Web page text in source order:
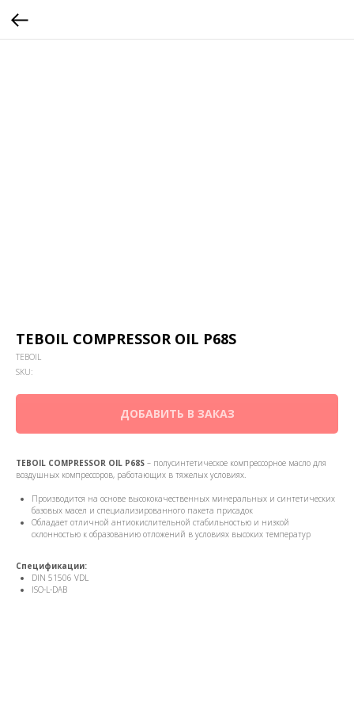
TEBOIL COMPRESSOR OIL P68S
TEBOIL
SKU:
ДОБАВИТЬ В ЗАКАЗ
TEBOIL COMPRESSOR OIL P68S – полусинтетическое компрессорное масло для
воздушных компрессоров, работающих в тяжелых условиях.
Производится на основе высококачественных минеральных и синтетических
базовых масел и специализированного пакета присадок
Обладает отличной антиокислительной стабильностью и низкой
склонностью к образованию отложений в условиях высоких температур
Спецификации:
DIN 51506 VDL
ISO-L-DAB